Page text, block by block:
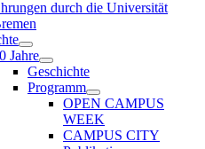
durch die Universität
Jahre
Geschichte
Programm
OPEN CAMPUS
WEEK
CAMPUS CITY